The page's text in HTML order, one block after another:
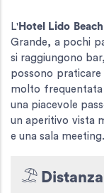
L' Hotel Lido
Grande, a pochi
si raggiungono
possono
molto frequentata
una piacevole
un aperitivo vista
e una sala meeting.